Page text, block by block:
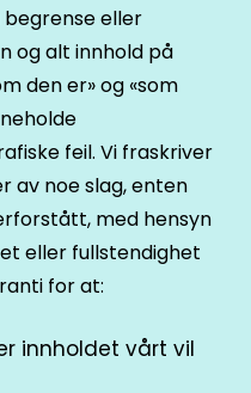
eller
og alt innhold på
den er» og «som
feil. Vi fraskriver
av noe slag, enten
med hensyn
eller fullstendighet
for at:
innholdet vårt vil